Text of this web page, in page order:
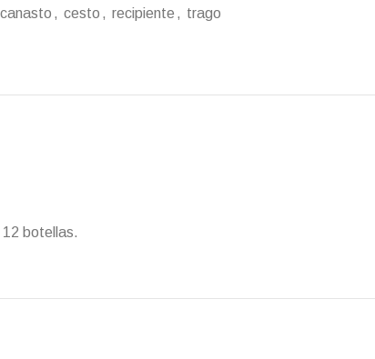
canasto , cesto , recipiente , trago
botellas.